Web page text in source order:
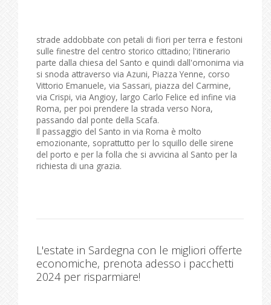
strade addobbate con petali di fiori per terra e festoni
sulle finestre del centro storico cittadino; l'itinerario
parte dalla chiesa del Santo e quindi dall'omonima via
si snoda attraverso via Azuni, Piazza Yenne, corso
Vittorio Emanuele, via Sassari, piazza del Carmine,
via Crispi, via Angioy, largo Carlo Felice ed infine via
Roma, per poi prendere la strada verso Nora,
passando dal ponte della Scafa.
Il passaggio del Santo in via Roma è molto
emozionante, soprattutto per lo squillo delle sirene
del porto e per la folla che si avvicina al Santo per la
richiesta di una grazia.
L'estate in Sardegna con le migliori offerte
economiche, prenota adesso i pacchetti
2024 per risparmiare!